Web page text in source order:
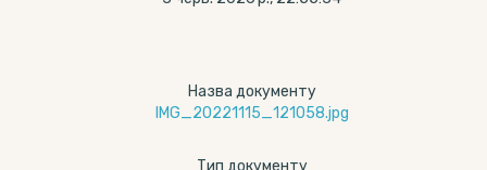
Назва документу
IMG_20221115_121058.jpg
Тип документу